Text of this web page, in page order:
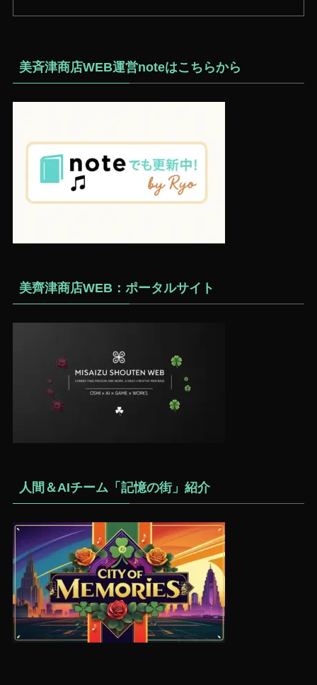
美斉津商店WEB運営noteはこちらから
美齊津商店WEB：ポータルサイト
人間＆AIチーム「記憶の街」紹介